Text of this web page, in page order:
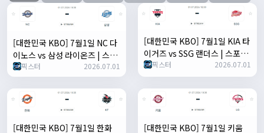
[대한민국 KBO] 7월1일 NC 다
이노스 vs 삼성 라이온즈 | 스포
츠 분석 무료 중계 토친놈
픽스터 2026.07.01
[대한민국 KBO] 7월1일 KIA 타
이거즈 vs SSG 랜더스 | 스포츠
분석 무료 중계 토친놈
픽스터 2026.07.01
[대한민국 KBO] 7월1일 한화
[대한민국 KBO] 7월1일 키움